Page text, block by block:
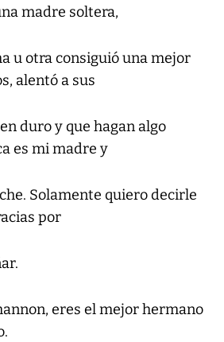
madre soltera,
u otra consiguió una mejor
alentó a sus
duro y que hagan algo
es mi madre y
Solamente quiero decirle
por
eres el mejor hermano